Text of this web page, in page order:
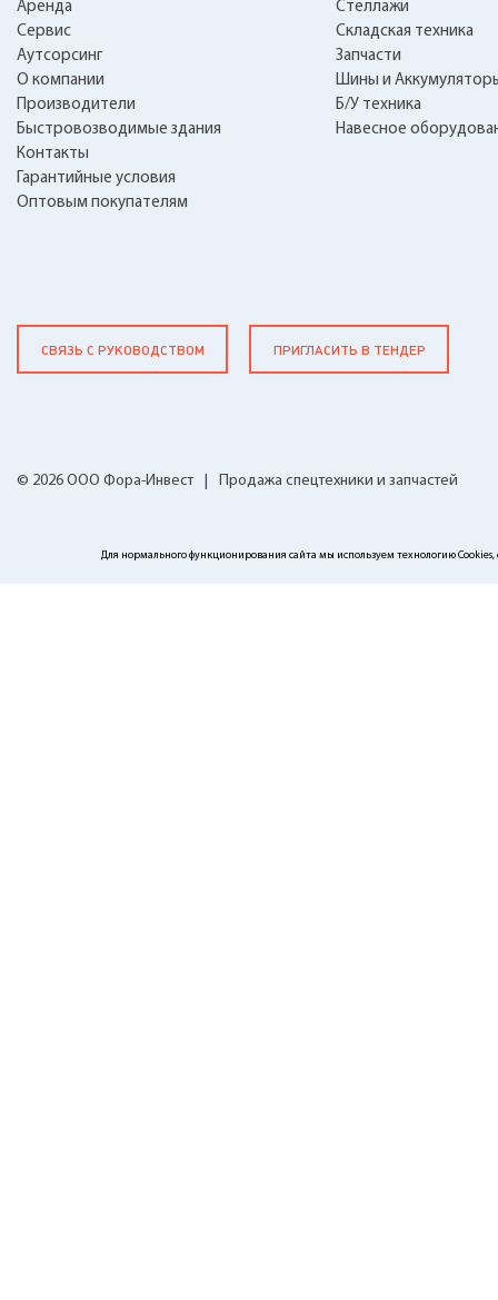
Аренда
Сервис
Аутсорсинг
О компании
Производители
Быстровозводимые здания
Контакты
Гарантийные условия
Оптовым покупателям
Стеллажи
Складская техника
Запчасти
Шины и
Б/У техника
Навесное
СВЯЗЬ С РУКОВОДСТВОМ ПРИГЛАСИТЬ В ТЕНДЕР
© 2026 ООО Фора-Инвест Продажа спецтехники и запчастей
Для нормального функционирования сайта мы используем технологию